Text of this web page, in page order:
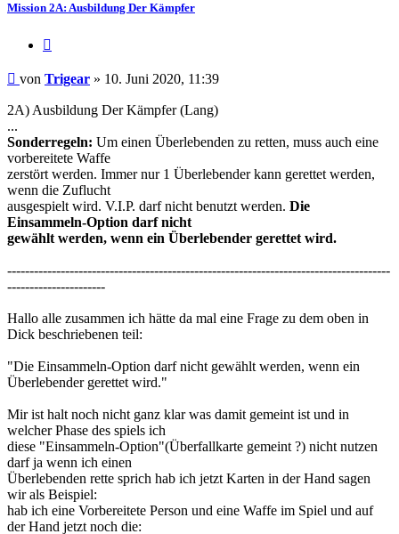
Mission 2A: Ausbildung Der Kämpfer
Beitrag
von Trigear » 10. Juni 2020, 11:39
2A) Ausbildung Der Kämpfer (Lang)
...
Sonderregeln: Um einen Überlebenden zu retten, muss auch eine
vorbereitete Waffe
zerstört werden. Immer nur 1 Überlebender kann gerettet werden,
wenn die Zuflucht
ausgespielt wird. V.I.P. darf nicht benutzt werden. Die
Einsammeln-Option darf nicht
gewählt werden, wenn ein Überlebender gerettet wird.
--------------------------------------------------------------------------------------
----------------------
Hallo alle zusammen ich hätte da mal eine Frage zu dem oben in
Dick beschriebenen teil:
"Die Einsammeln-Option darf nicht gewählt werden, wenn ein
Überlebender gerettet wird."
Mir ist halt noch nicht ganz klar was damit gemeint ist und in
welcher Phase des spiels ich
diese "Einsammeln-Option"(Überfallkarte gemeint ?) nicht nutzen
darf ja wenn ich einen
Überlebenden rette sprich hab ich jetzt Karten in der Hand sagen
wir als Beispiel:
hab ich eine Vorbereitete Person und eine Waffe im Spiel und auf
der Hand jetzt noch die: